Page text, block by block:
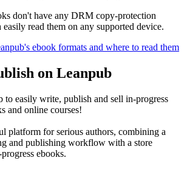
don't have any DRM copy-protection
easily read them on any supported device.
ebook formats and where to read them
on Leanpub
to easily write, publish and sell in-progress
and online courses!
platform for serious authors, combining a
and publishing workflow with a store
ebooks.